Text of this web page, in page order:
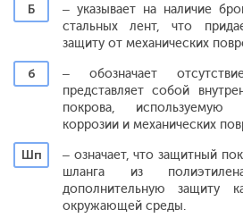
Б
– указывает на наличие
стальных лент, что
защиту от механических
б
– обозначает
представляет собой
покрова, используемую
коррозии и механических
Шп
– означает, что защитный
шланга из
дополнительную защиту
окружающей среды.